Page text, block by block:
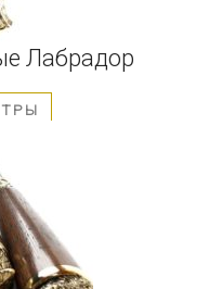
Лабрадор
товара.